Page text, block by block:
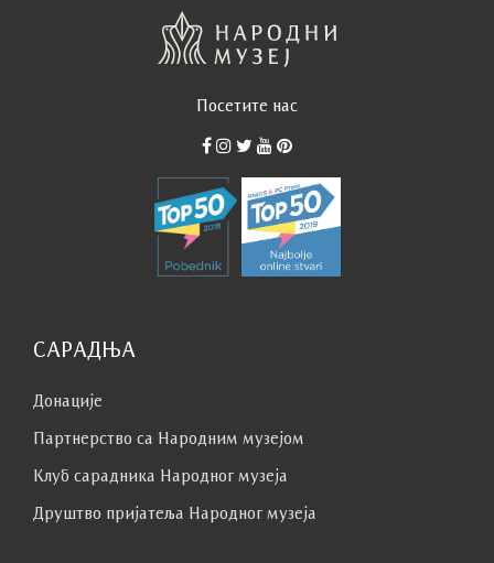
Посетите нас
САРАДЊА
Донације
Партнерство са Народним музејoм
Клуб сaрaдникa Народног музеја
Друштво пријатеља Народног музеја